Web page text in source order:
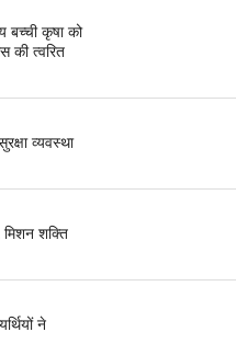
बच्ची कृषा को
की त्वरित
व्यवस्था
शक्ति
ने